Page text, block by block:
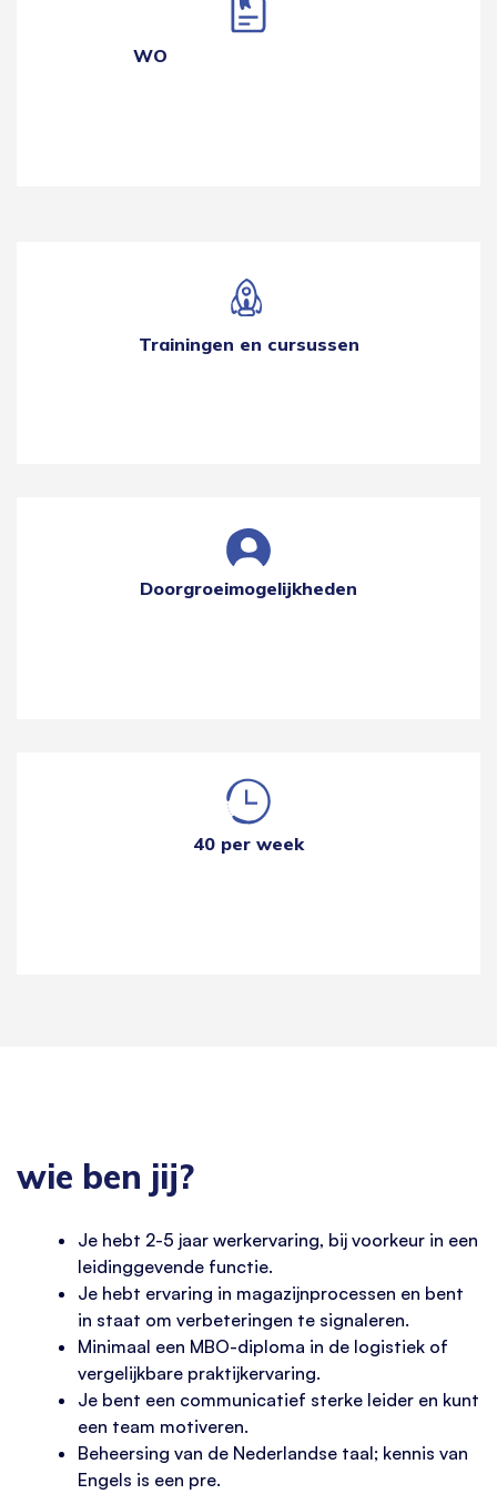
WO
Trainingen en cursussen
Doorgroeimogelijkheden
40 per week
wie ben jij?
Je hebt 2-5 jaar werkervaring, bij voorkeur in een
leidinggevende functie.
Je hebt ervaring in magazijnprocessen en bent
in staat om verbeteringen te signaleren.
Minimaal een MBO-diploma in de logistiek of
vergelijkbare praktijkervaring.
Je bent een communicatief sterke leider en kunt
een team motiveren.
Beheersing van de Nederlandse taal; kennis van
Engels is een pre.